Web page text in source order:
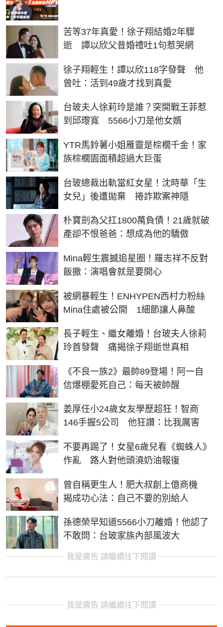
苦等37年真愛！徐子翔結婚2年驟
逝 譚以欣父昔婚禮吐1句惹哭網
徐子翔輕生！譚以欣118字發聲 他
曾吐：活到49歲才找到真愛
台玻夫人徐莉玲是誰？突開戰王菲惹
到邱瓈寬 5566小刀是他女婿
YTR馬鈴薯小姐雁靈是棕櫚千金！家
族棕櫚園面積超過大巨蛋
台玻總裁出軌當紅女星！沈時華「生
女兒」後遭拋棄 捲詐欺案神隱
朴寶劍為父扛1800萬負債！21歲就破
產卻不恨爸爸：想成為他的驕傲
Mina輕生震撼追星圈！羅志祥不反對
飯撒：演唱會就是要開心
被網暴輕生！ENHYPEN西村力粉絲
Mina住處被公開 1細節讓人鼻酸
長子輕生、繼女離婚！台玻夫人徐莉
玲首發聲 痛揭徐子翔逝世真相
《不良一族2》最帥89登場！阿一自
信爆棚愛死自己：每天被帥醒
姜厚任小24歲女友學歷超狂！智商
146手握5公司 他狂讚：比我厲害
不要再踢了！女星6歲兒看《蜘蛛人》
作亂 路人對他頭澆奶油報復
曾自稱更生人！肥大叔創上億商機
揭成功心法：自己不要的別給人
孫德榮早知道5566小刀離婚！他認了
不敢問：台玻家族內部風波大
我是廣告 請繼續往下閱讀
我是廣告 請繼續往下閱讀